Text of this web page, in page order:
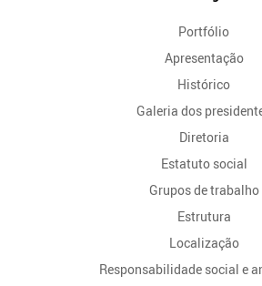
Portfólio
Apresentação
Histórico
Galeria dos
Diretoria
Estatuto social
Grupos de trabalho
Estrutura
Localização
Responsabilidade social e